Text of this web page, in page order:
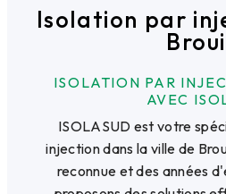
Isolation par
ISOLATION PAR
AVEC
ISOLASUD est votre
injection dans la ville de
reconnue et des années